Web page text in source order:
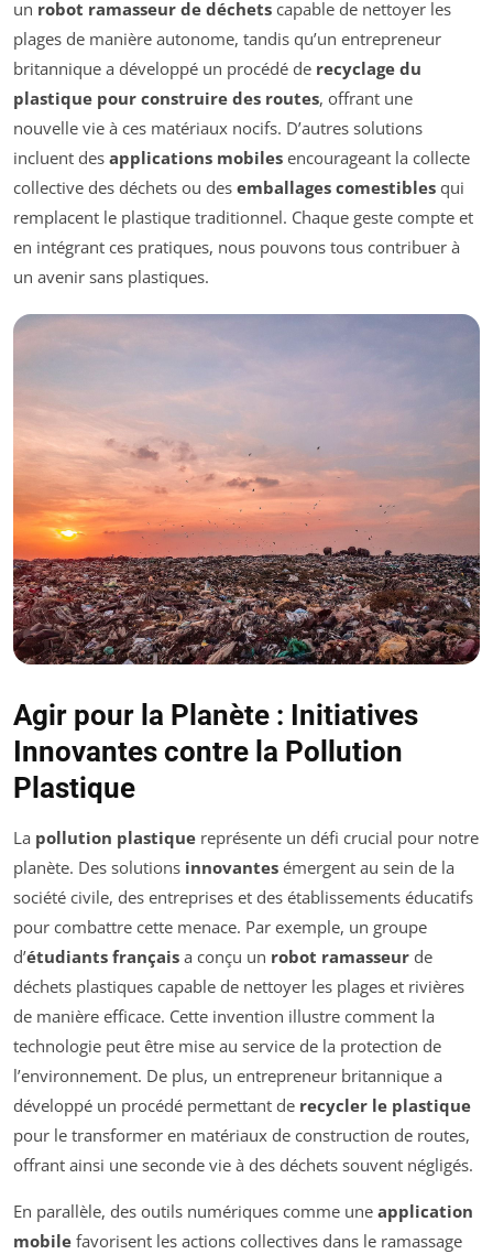
un robot ramasseur de déchets capable de nettoyer les
plages de manière autonome, tandis qu’un entrepreneur
britannique a développé un procédé de recyclage du
plastique pour construire des routes, offrant une
nouvelle vie à ces matériaux nocifs. D’autres solutions
incluent des applications mobiles encourageant la collecte
collective des déchets ou des emballages comestibles qui
remplacent le plastique traditionnel. Chaque geste compte et
en intégrant ces pratiques, nous pouvons tous contribuer à
un avenir sans plastiques.
Agir pour la Planète : Initiatives
Innovantes contre la Pollution
Plastique
La pollution plastique représente un défi crucial pour notre
planète. Des solutions innovantes émergent au sein de la
société civile, des entreprises et des établissements éducatifs
pour combattre cette menace. Par exemple, un groupe
d’étudiants français a conçu un robot ramasseur de
déchets plastiques capable de nettoyer les plages et rivières
de manière efficace. Cette invention illustre comment la
technologie peut être mise au service de la protection de
l’environnement. De plus, un entrepreneur britannique a
développé un procédé permettant de recycler le plastique
pour le transformer en matériaux de construction de routes,
offrant ainsi une seconde vie à des déchets souvent négligés.
En parallèle, des outils numériques comme une application
mobile favorisent les actions collectives dans le ramassage